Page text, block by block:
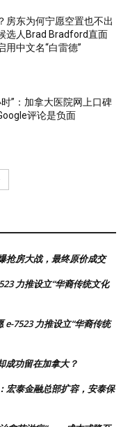
房东为何宁愿空置也不出
选人Brad Bradford直面
用中文名“白雷德”
”：加拿大医院网上口碑
评论是负面
抢房大战，最终原价成交
力推设立“华裔传统文化
e-7523 力推设立“华裔传统
成功留在加拿大？
宏泰金融总部扩容，安泰保